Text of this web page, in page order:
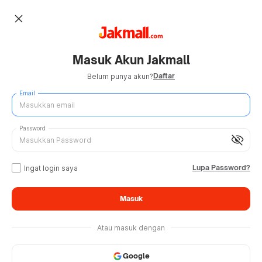
close
Masuk Akun Jakmall
Belum punya akun?Daftar
Email
visibility_off
Password
Ingat login saya Lupa Password?
Masuk
Atau masuk dengan
Google